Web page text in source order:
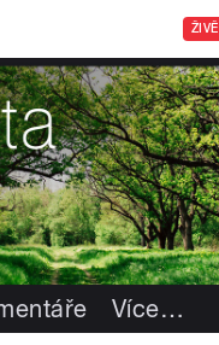
ŽIVĚ
Více…